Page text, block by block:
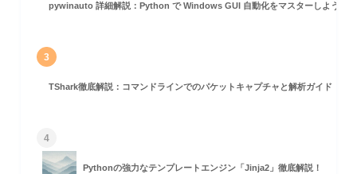
pywinauto 詳細解説：Python で Windows GUI 自動化をマスターしよう！
3
TShark徹底解説：コマンドラインでのパケットキャプチャと解析ガイド
4
Pythonの強力なテンプレートエンジン「Jinja2」徹底解説！